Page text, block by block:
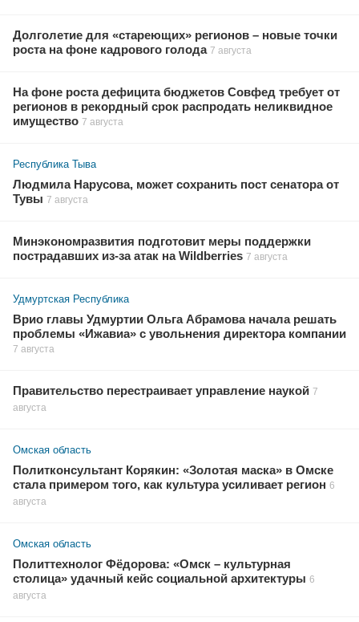
Долголетие для «стареющих» регионов – новые точки
роста на фоне кадрового голода 7 августа
На фоне роста дефицита бюджетов Совфед требует от
регионов в рекордный срок распродать неликвидное
имущество 7 августа
Республика Тыва
Людмила Нарусова, может сохранить пост сенатора от
Тувы 7 августа
Минэкономразвития подготовит меры поддержки
пострадавших из-за атак на Wildberries 7 августа
Удмуртская Республика
Врио главы Удмуртии Ольга Абрамова начала решать
проблемы «Ижавиа» с увольнения директора компании
7 августа
Правительство перестраивает управление наукой 7
августа
Омская область
Политконсультант Корякин: «Золотая маска» в Омске
стала примером того, как культура усиливает регион 6
августа
Омская область
Политтехнолог Фёдорова: «Омск – культурная
столица» удачный кейс социальной архитектуры 6
августа